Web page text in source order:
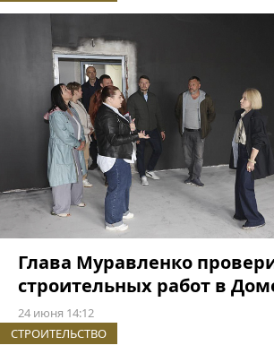
Глава Муравленко
строительных работ в
24 июня 14:12
СТРОИТЕЛЬСТВО